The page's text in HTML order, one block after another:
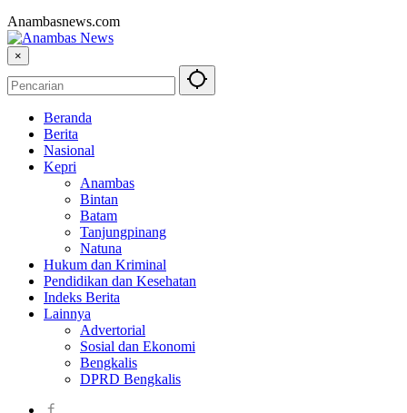
Anambasnews.com
×
Beranda
Berita
Nasional
Kepri
Anambas
Bintan
Batam
Tanjungpinang
Natuna
Hukum dan Kriminal
Pendidikan dan Kesehatan
Indeks Berita
Lainnya
Advertorial
Sosial dan Ekonomi
Bengkalis
DPRD Bengkalis